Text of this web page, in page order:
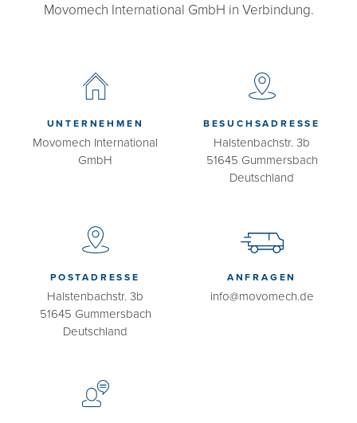
Movomech International GmbH in Verbindung.
UNTERNEHMEN
Movomech International
GmbH
BESUCHSADRESSE
Halstenbachstr. 3b
51645 Gummersbach
Deutschland
POSTADRESSE
Halstenbachstr. 3b
51645 Gummersbach
Deutschland
ANFRAGEN
info@movomech.de